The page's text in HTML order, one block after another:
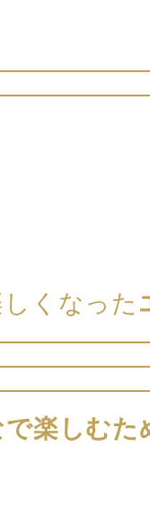
くなった
楽しむた